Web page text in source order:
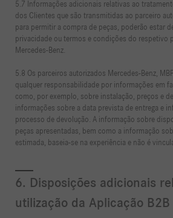
5.7 Informações adicionais relativas ao
dos Clientes que são transmitidas ao parceiro
para permitir a compra de peças, poderão estar
privacidade ou termos e condições do respetivo
Mercedes-Benz.
5.8 Os parceiros autorizados Mercedes-Benz,
qualquer responsabilidade por informações em
como, por exemplo, sobre instalação, preços e
informações sobre a data prevista de entrega e
processo de devolução. A informação sobre
peças apresentadas, bem como a informação
estimada, baseia-se na experiência e não é
6. Disposições adicionais
utilização da Aplicação